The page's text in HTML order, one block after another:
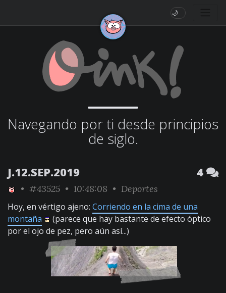
🌙
Navegando por ti desde principios
de siglo.
J.12.SEP.2019 4
• #43525 • 10:48:08 • Deportes
Hoy, en vértigo ajeno: Corriendo en la cima de una
montaña
(parece que hay bastante de efecto óptico
por el ojo de pez, pero aún así...)